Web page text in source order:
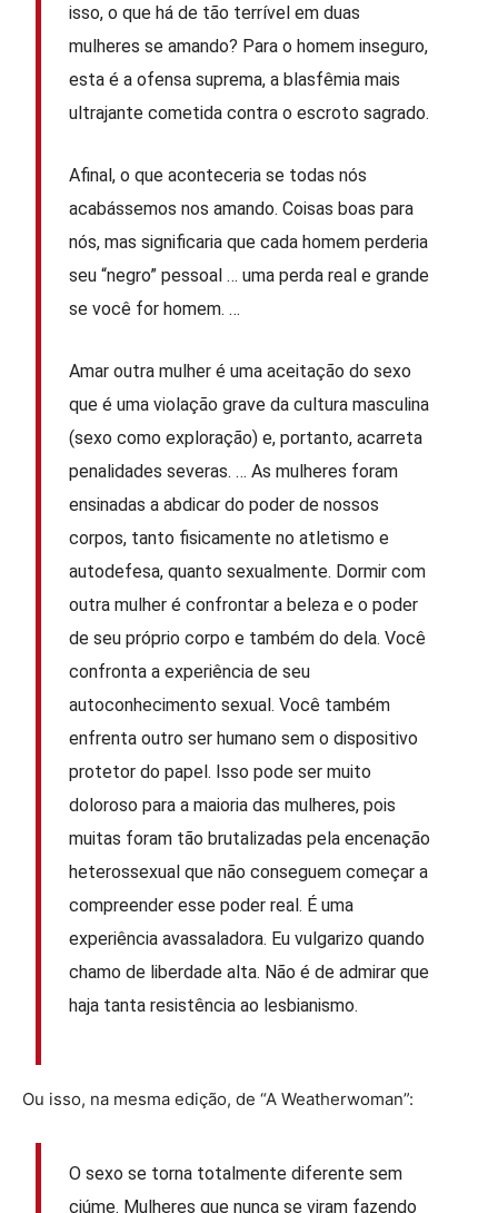
isso, o que há de tão terrível em duas
mulheres se amando? Para o homem inseguro,
esta é a ofensa suprema, a blasfêmia mais
ultrajante cometida contra o escroto sagrado.
Afinal, o que aconteceria se todas nós
acabássemos nos amando. Coisas boas para
nós, mas significaria que cada homem perderia
seu “negro” pessoal … uma perda real e grande
se você for homem. …
Amar outra mulher é uma aceitação do sexo
que é uma violação grave da cultura masculina
(sexo como exploração) e, portanto, acarreta
penalidades severas. … As mulheres foram
ensinadas a abdicar do poder de nossos
corpos, tanto fisicamente no atletismo e
autodefesa, quanto sexualmente. Dormir com
outra mulher é confrontar a beleza e o poder
de seu próprio corpo e também do dela. Você
confronta a experiência de seu
autoconhecimento sexual. Você também
enfrenta outro ser humano sem o dispositivo
protetor do papel. Isso pode ser muito
doloroso para a maioria das mulheres, pois
muitas foram tão brutalizadas pela encenação
heterossexual que não conseguem começar a
compreender esse poder real. É uma
experiência avassaladora. Eu vulgarizo quando
chamo de liberdade alta. Não é de admirar que
haja tanta resistência ao lesbianismo.
Ou isso, na mesma edição, de “A Weatherwoman”:
O sexo se torna totalmente diferente sem
ciúme. Mulheres que nunca se viram fazendo